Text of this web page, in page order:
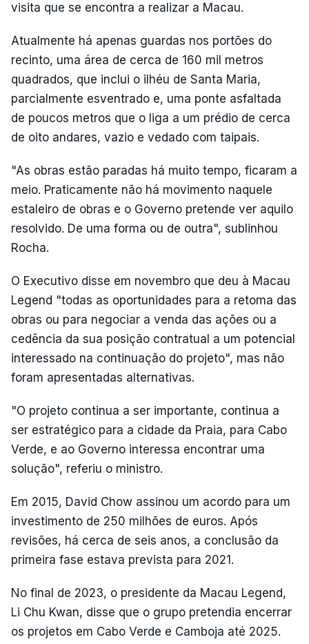
visita que se encontra a realizar a Macau.
Atualmente há apenas guardas nos portões do
recinto, uma área de cerca de 160 mil metros
quadrados, que inclui o ilhéu de Santa Maria,
parcialmente esventrado e, uma ponte asfaltada
de poucos metros que o liga a um prédio de cerca
de oito andares, vazio e vedado com taipais.
"As obras estão paradas há muito tempo, ficaram a
meio. Praticamente não há movimento naquele
estaleiro de obras e o Governo pretende ver aquilo
resolvido. De uma forma ou de outra", sublinhou
Rocha.
O Executivo disse em novembro que deu à Macau
Legend "todas as oportunidades para a retoma das
obras ou para negociar a venda das ações ou a
cedência da sua posição contratual a um potencial
interessado na continuação do projeto", mas não
foram apresentadas alternativas.
"O projeto continua a ser importante, continua a
ser estratégico para a cidade da Praia, para Cabo
Verde, e ao Governo interessa encontrar uma
solução", referiu o ministro.
Em 2015, David Chow assinou um acordo para um
investimento de 250 milhões de euros. Após
revisões, há cerca de seis anos, a conclusão da
primeira fase estava prevista para 2021.
No final de 2023, o presidente da Macau Legend,
Li Chu Kwan, disse que o grupo pretendia encerrar
os projetos em Cabo Verde e Camboja até 2025.